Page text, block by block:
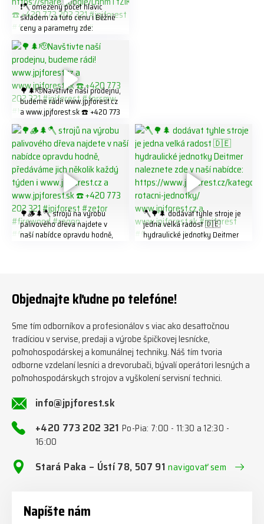
❗️🪓 omezený počet hlavic
skladem za tuto cenu ℹ️ Běžné
ceny a parametry zde:
https://share.google/LnhmTfZl
K8W5t7i6o ☎️ +420 773 202
321 #jpjforest #forsmw
#firewood #
🌳🌲🫡Navštivte naší prodejnu,
budeme rádi! www.jpjforest.cz
a www.jpjforest.sk ☎️ +420 773
202 321 #jpjforest #forsmw
#biojack #regon #vahvajussi
🌳🪵🌲🪓 strojů na výrobu
palivového dřeva najdete v
naší nabídce opravdu hodně,
#firewoodproduction
🪓🌳🌲 dodávat tyhle stroje je
jedna velká radost 🇩🇪
hydraulické jednotky Deitmer
#firewood #deitmer
Objednajte kľudne po telefóne!
Sme tím odborníkov a profesionálov s viac ako desaťročnou
tradíciou v servise, predaji a výrobe špičkovej lesnícke,
poľnohospodárskej a komunálnej techniky. Náš tím tvoria
odborne vzdelaní lesníci a drevorubači, bývalí operátori lesných a
poľnohospodárskych strojov a vyškolení servisní technici.
info@jpjforest.sk
+420 773 202 321Po-Pia: 7:00 - 11:30 a 12:30 -
16:00
Stará Paka – Ústí 78, 507 91navigovať sem
Napíšte nám